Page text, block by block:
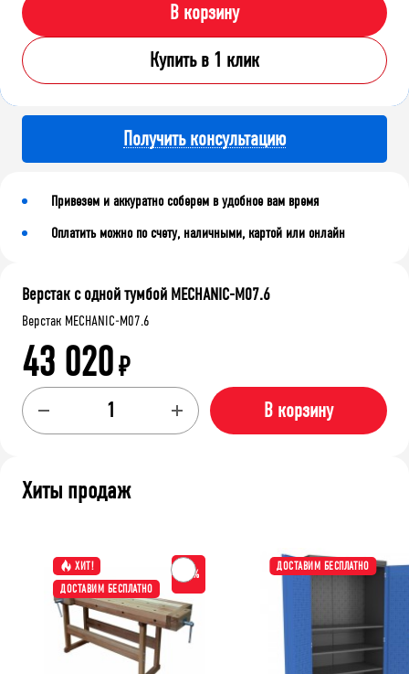
В корзину
Купить в 1 клик
Получить консультацию
Привезем и аккуратно соберем в удобное вам время
Оплатить можно по счету, наличными, картой или онлайн
Верстак с одной тумбой MECHANIC-М07.6
Верстак MECHANIC-М07.6
43 020₽
В корзину
Хиты продаж
ХИТ!
ДОСТАВИМ БЕСПЛАТНО
-15%
ДОСТАВИМ БЕСПЛАТНО